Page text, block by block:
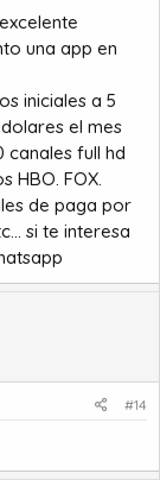
una app en
iniciales a 5
el mes
canales full hd
HBO. FOX.
de paga por
si te interesa
#14